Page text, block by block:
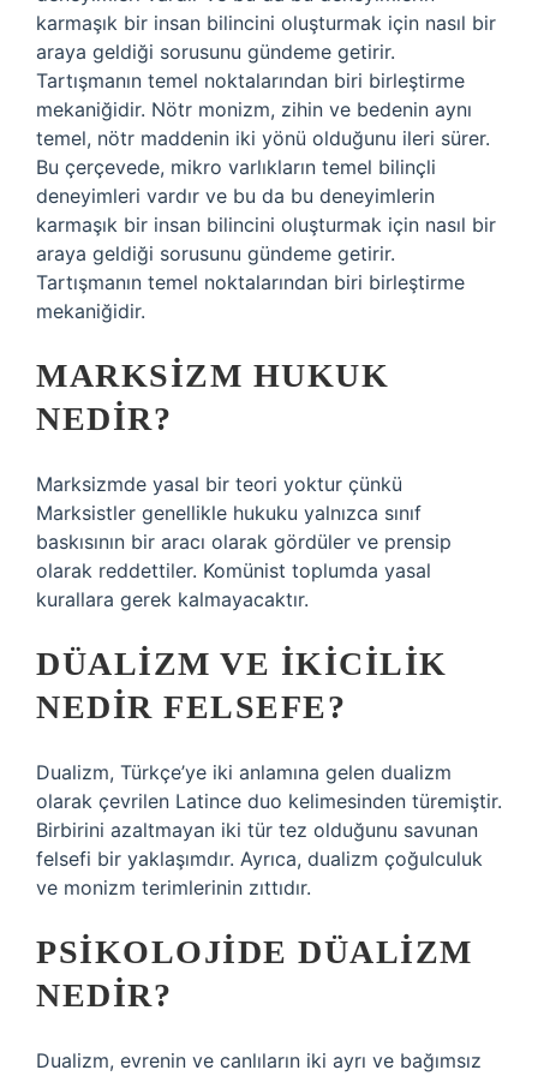
karmaşık bir insan bilincini oluşturmak için nasıl bir
araya geldiği sorusunu gündeme getirir.
Tartışmanın temel noktalarından biri birleştirme
mekaniğidir. Nötr monizm, zihin ve bedenin aynı
temel, nötr maddenin iki yönü olduğunu ileri sürer.
Bu çerçevede, mikro varlıkların temel bilinçli
deneyimleri vardır ve bu da bu deneyimlerin
karmaşık bir insan bilincini oluşturmak için nasıl bir
araya geldiği sorusunu gündeme getirir.
Tartışmanın temel noktalarından biri birleştirme
mekaniğidir.
MARKSIZM HUKUK
NEDIR?
Marksizmde yasal bir teori yoktur çünkü
Marksistler genellikle hukuku yalnızca sınıf
baskısının bir aracı olarak gördüler ve prensip
olarak reddettiler. Komünist toplumda yasal
kurallara gerek kalmayacaktır.
DÜALIZM VE IKICILIK
NEDIR FELSEFE?
Dualizm, Türkçe’ye iki anlamına gelen dualizm
olarak çevrilen Latince duo kelimesinden türemiştir.
Birbirini azaltmayan iki tür tez olduğunu savunan
felsefi bir yaklaşımdır. Ayrıca, dualizm çoğulculuk
ve monizm terimlerinin zıttıdır.
PSIKOLOJIDE DÜALIZM
NEDIR?
Dualizm, evrenin ve canlıların iki ayrı ve bağımsız